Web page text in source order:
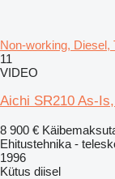
Non-working, Diesel,
11
VIDEO
Aichi SR210 As-
8 900 €
Ehitustehnika -
1996
Kütus diisel